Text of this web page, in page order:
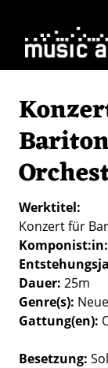
Werktitel
Konzert für
Komponist:in
Dauer 25m
Genre(s)
Gattung(en)
Besetzung